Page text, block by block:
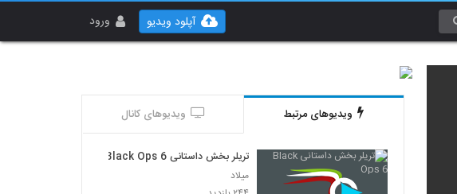
ورود آپلود ویدیو
ویدیوهای مرتبط ویدیوهای کانال
تریلر بخش داستانی Black Ops 6
میلاد